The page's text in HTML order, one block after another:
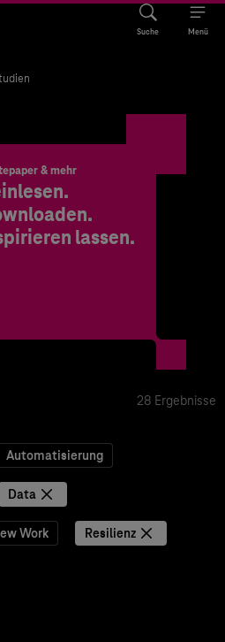
Suche Menü
& mehr
lassen.
28 Ergebnisse
Automatisierung
Data
Work Resilienz